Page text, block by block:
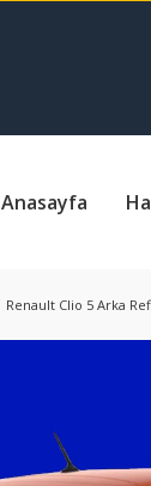
Anasayfa
Renault Clio 5 Arka